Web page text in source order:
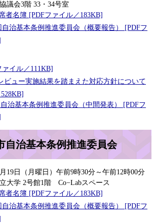
議会3階 33・34号室
者名簿 [PDFファイル／183KB]
自治基本条例推進委員会（概要報告） [PDFフ
イル／111KB]
ビュー実施結果を踏まえた対応方針について
治基本条例推進委員会（中間発表） [PDFフ
自治基本条例推進委員会
19日（月曜日）午前9時30分～午前12時00分
大学 2号館1階 Co−Labスペース
者名簿 [PDFファイル／183KB]
自治基本条例推進委員会（概要報告） [PDFフ